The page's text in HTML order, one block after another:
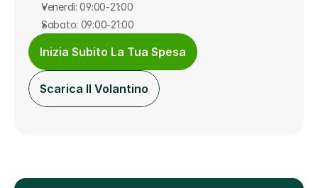
Venerdì: 09:00-21:00
Sabato: 09:00-21:00
Inizia Subito La Tua Spesa
Scarica Il Volantino